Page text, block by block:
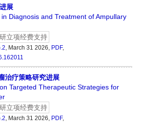
展
Diagnosis and Treatment of Ampullary
立项经费支持
, March 31 2026, PDF,
治疗策略研究进展
Targeted Therapeutic Strategies for
立项经费支持
, March 31 2026, PDF,